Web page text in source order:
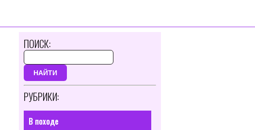
ПОИСК:
НАЙТИ
РУБРИКИ:
В походе